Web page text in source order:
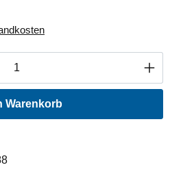
den gewünschten
Warenkorb